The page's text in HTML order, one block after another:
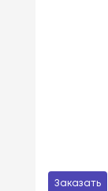
Заказать